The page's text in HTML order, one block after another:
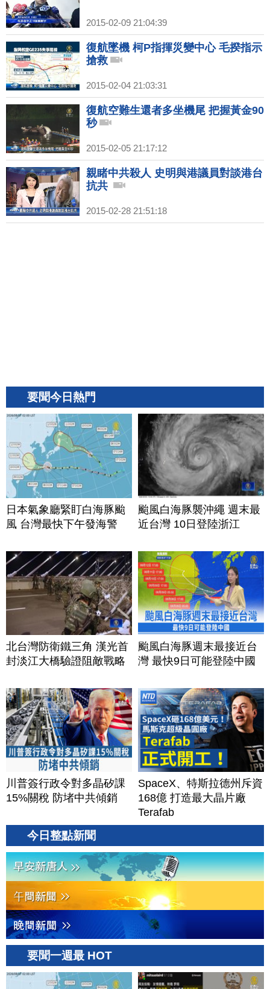
2015-02-09 21:04:39
復航墜機 柯P指揮災變中心 毛揆指示
搶救
2015-02-04 21:03:31
復航空難生還者多坐機尾 把握黃金90
秒
2015-02-05 21:17:12
親睹中共殺人 史明與港議員對談港台
抗共
2015-02-28 21:51:18
要聞今日熱門
日本氣象廳緊盯白海豚颱
風 台灣最快下午發海警
颱風白海豚襲沖繩 週末最
近台灣 10日登陸浙江
北台灣防衛鐵三角 漢光首
封淡江大橋驗證阻敵戰略
颱風白海豚週末最接近台
灣 最快9日可能登陸中國
川普簽行政令對多晶矽課
15%關稅 防堵中共傾銷
SpaceX、特斯拉德州斥資
168億 打造最大晶片廠
Terafab
今日整點新聞
要聞一週最 HOT